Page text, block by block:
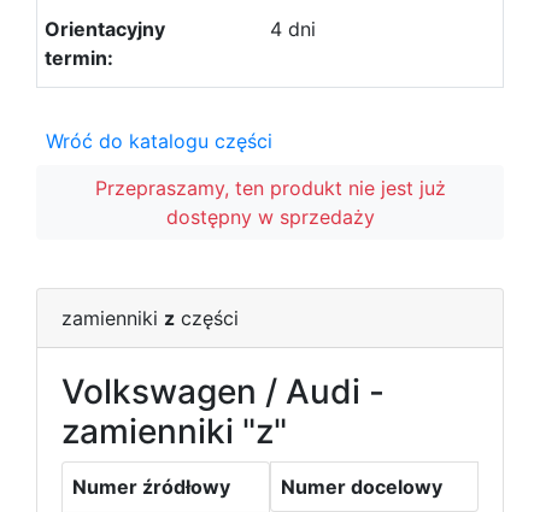
4 dni
Wróć do katalogu części
Przepraszamy, ten produkt nie jest już
dostępny w sprzedaży
zamienniki z części
Volkswagen / Audi -
zamienniki "z"
Numer źródłowy Numer docelowy